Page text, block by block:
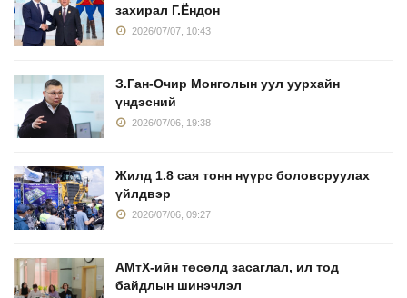
захирал Г.Ёндон
2026/07/07, 10:43
З.Ган-Очир Монголын уул уурхайн
үндэсний
2026/07/06, 19:38
Жилд 1.8 сая тонн нүүрс боловсруулах
үйлдвэр
2026/07/06, 09:27
АМтХ-ийн төсөлд засаглал, ил тод
байдлын шинэчлэл